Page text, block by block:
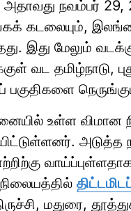
அதாவது நவம்பர்
கடலையும்,
இது மேலும்
வட தமிழ்நாடு,
நெருங்கும்
உள்ள விமான
அடுத்த
மதுரை,